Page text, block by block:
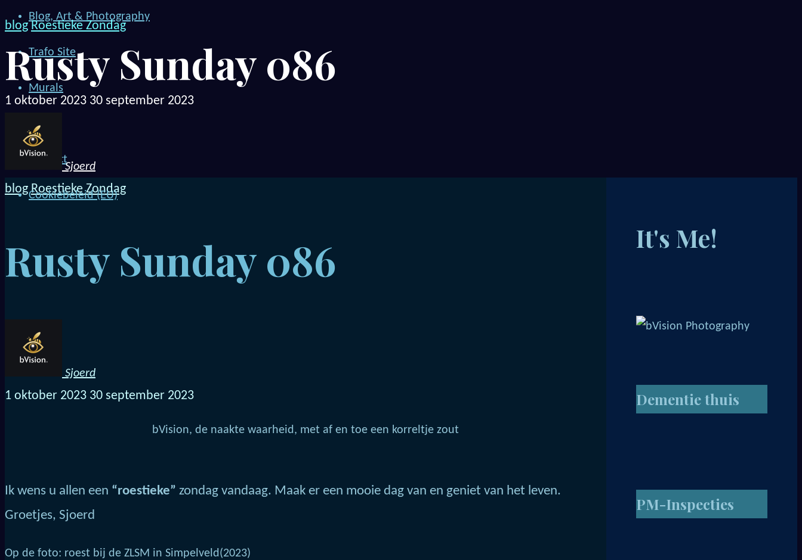
Blog, Art & Photography
Trafo Site
Murals
Me!
Contact
Cookiebeleid (EU)
blog Roestieke Zondag
Rusty Sunday 086
1 oktober 2023 30 september 2023
Sjoerd
blog Roestieke Zondag
Rusty Sunday 086
Sjoerd
1 oktober 2023 30 september 2023
bVision, de naakte waarheid, met af en toe een korreltje zout
Ik wens u allen een “roestieke” zondag vandaag. Maak er een mooie dag van en geniet van het leven.
Groetjes, Sjoerd
Op de foto: roest bij de ZLSM in Simpelveld(2023)
It's Me!
Dementie thuis
PM-Inspecties